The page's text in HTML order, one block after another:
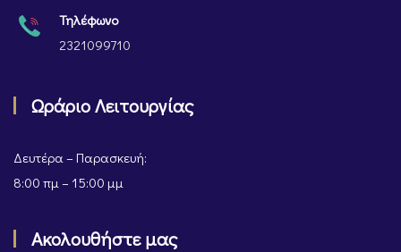
Τηλέφωνο
2321099710
Ωράριο Λειτουργίας
Δευτέρα – Παρασκευή:
8:00 πμ – 15:00 μμ
Ακολουθήστε μας